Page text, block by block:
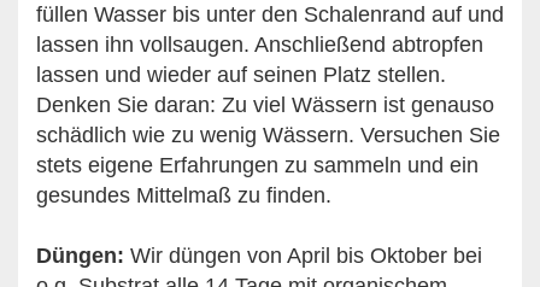
füllen Wasser bis unter den Schalenrand auf und
lassen ihn vollsaugen. Anschließend abtropfen
lassen und wieder auf seinen Platz stellen.
Denken Sie daran: Zu viel Wässern ist genauso
schädlich wie zu wenig Wässern. Versuchen Sie
stets eigene Erfahrungen zu sammeln und ein
gesundes Mittelmaß zu finden.
Düngen: Wir düngen von April bis Oktober bei